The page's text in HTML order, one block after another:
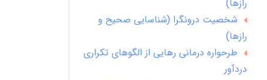
رازها)
شخصیت درونگرا (شناسایی صحیح و
رازها)
طرحواره درمانی رهایی از الگوهای تکراری
دردآور